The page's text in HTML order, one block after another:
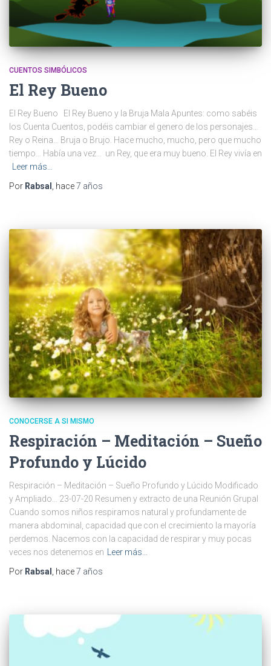
CUENTOS SIMBÓLICOS
El Rey Bueno
El Rey Bueno El Rey Bueno y la Bruja Mala Apuntes: como sabéis
los Cuenta Cuentos, podéis cambiar el genero de los personajes…
Rey o Reina… Bruja o Brujo. Hace mucho, mucho, pero que mucho
tiempo… Había una vez… un Rey, que era muy bueno. El Rey vivía en
Leer más…
Por Rabsal , hace7 años
CONOCERSE A SI MISMO
Respiración – Meditación – Sueño
Profundo y Lúcido
Respiración – Meditación – Sueño Profundo y Lúcido Modificado
y Ampliado… 23-07-20 Resumen y extracto de una Reunión Grupal
Cuando somos niños respiramos natural y profundamente de
manera abdominal, capacidad que con el crecimiento la mayoría
perdemos. Nacemos con la capacidad de respirar y muy pocas
veces nos detenemos en Leer más…
Por Rabsal , hace7 años